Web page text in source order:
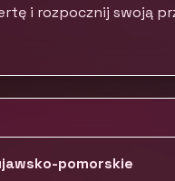
i rozpocznij swoją
pomorskie